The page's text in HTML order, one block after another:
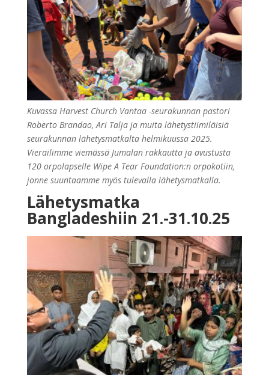
Kuvassa Harvest Church Vantaa -seurakunnan pastori
Roberto Brandao, Ari Talja ja muita lähetystiimiläisiä
seurakunnan lähetysmatkalta helmikuussa 2025.
Vierailimme viemässä Jumalan rakkautta ja avustusta
120 orpolapselle Wipe A Tear Foundation:n orpokotiin,
jonne suuntaamme myös tulevalla lähetysmatkalla.
Lähetysmatka
Bangladeshiin 21.-31.10.25